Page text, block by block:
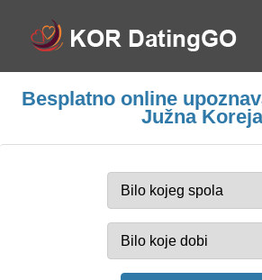
Besplatno online
Južna Koreja